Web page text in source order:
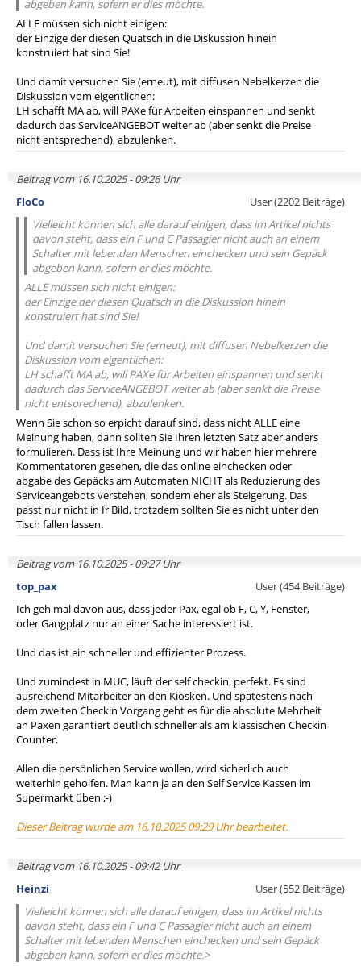
abgeben kann, sofern er dies möchte.
ALLE müssen sich nicht einigen:
der Einzige der diesen Quatsch in die Diskussion hinein
konstruiert hat sind Sie!
Und damit versuchen Sie (erneut), mit diffusen Nebelkerzen die
Diskussion vom eigentlichen:
LH schafft MA ab, will PAXe für Arbeiten einspannen und senkt
dadurch das ServiceANGEBOT weiter ab (aber senkt die Preise
nicht entsprechend), abzulenken.
Beitrag vom 16.10.2025 - 09:26 Uhr
FloCo
User (2202 Beiträge)
Vielleicht können sich alle darauf einigen, dass im Artikel nichts
davon steht, dass ein F und C Passagier nicht auch an einem
Schalter mit lebenden Menschen einchecken und sein Gepäck
abgeben kann, sofern er dies möchte.
ALLE müssen sich nicht einigen:
der Einzige der diesen Quatsch in die Diskussion hinein
konstruiert hat sind Sie!
Und damit versuchen Sie (erneut), mit diffusen Nebelkerzen die
Diskussion vom eigentlichen:
LH schafft MA ab, will PAXe für Arbeiten einspannen und senkt
dadurch das ServiceANGEBOT weiter ab (aber senkt die Preise
nicht entsprechend), abzulenken.
Wenn Sie schon so erpicht darauf sind, dass nicht ALLE eine
Meinung haben, dann sollten Sie Ihren letzten Satz aber anders
formulieren. Dass ist Ihre Meinung und wir haben hier mehrere
Kommentatoren gesehen, die das online einchecken oder
abgabe des Gepäcks am Automaten NICHT als Reduzierung des
Serviceangebots verstehen, sondern eher als Steigerung. Das
passt nur nicht in Ir Bild, trotzdem sollten Sie es nicht unter den
Tisch fallen lassen.
Beitrag vom 16.10.2025 - 09:27 Uhr
top_pax
User (454 Beiträge)
Ich geh mal davon aus, dass jeder Pax, egal ob F, C, Y, Fenster,
oder Gangplatz nur an einer Sache interessiert ist.
Und das ist ein schneller und effizienter Prozess.
Und zumindest in MUC, läuft der self checkin, perfekt. Es sind
ausreichend Mitarbeiter an den Kiosken. Und spätestens nach
dem zweiten Checkin Vorgang geht es für die absolute Mehrheit
an Paxen garantiert deutlich schneller als am klassischen Checkin
Counter.
Allen die persönlichen Service wollen, wird sicherlich auch
weiterhin geholfen. Man kann ja an den Self Service Kassen im
Supermarkt üben ;-)
Dieser Beitrag wurde am 16.10.2025 09:29 Uhr bearbeitet.
Beitrag vom 16.10.2025 - 09:42 Uhr
Heinzi
User (552 Beiträge)
Vielleicht können sich alle darauf einigen, dass im Artikel nichts
davon steht, dass ein F und C Passagier nicht auch an einem
Schalter mit lebenden Menschen einchecken und sein Gepäck
abgeben kann, sofern er dies möchte.>